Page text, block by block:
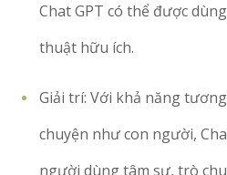
Chat GPT có thể được
thuật hữu ích.
Giải trí: Với khả năng
chuyện như con người,
người dùng tâm sự, trò